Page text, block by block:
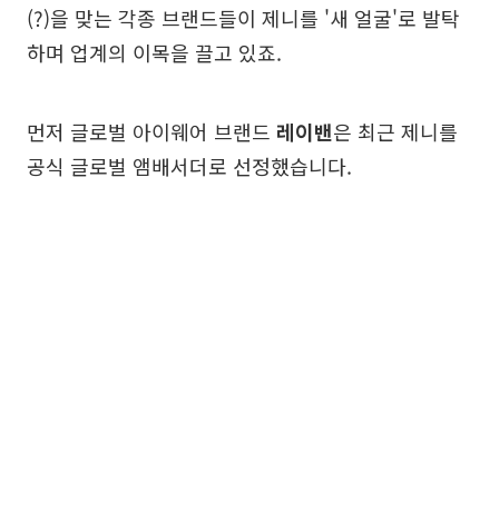
(?)을 맞는 각종 브랜드들이 제니를 '새 얼굴'로 발탁
하며 업계의 이목을 끌고 있죠.
먼저 글로벌 아이웨어 브랜드 레이밴은 최근 제니를
공식 글로벌 앰배서더로 선정했습니다.